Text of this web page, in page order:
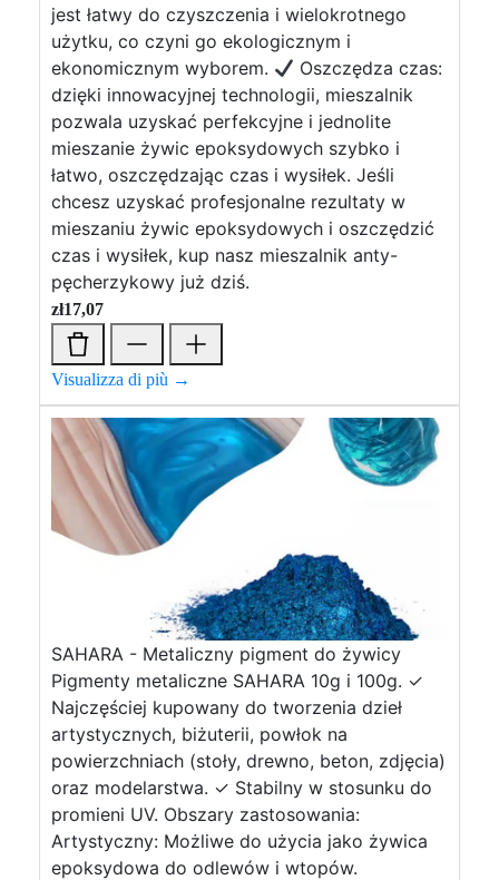
jest łatwy do czyszczenia i wielokrotnego
użytku, co czyni go ekologicznym i
ekonomicznym wyborem.
Oszczędza czas:
dzięki innowacyjnej technologii, mieszalnik
pozwala uzyskać perfekcyjne i jednolite
mieszanie żywic epoksydowych szybko i
łatwo, oszczędzając czas i wysiłek. Jeśli
chcesz uzyskać profesjonalne rezultaty w
mieszaniu żywic epoksydowych i oszczędzić
czas i wysiłek, kup nasz mieszalnik anty-
pęcherzykowy już dziś.
zł17,07
Visualizza di più →
SAHARA - Metaliczny pigment do żywicy
Pigmenty metaliczne SAHARA 10g i 100g. ✓
Najczęściej kupowany do tworzenia dzieł
artystycznych, biżuterii, powłok na
powierzchniach (stoły, drewno, beton, zdjęcia)
oraz modelarstwa. ✓ Stabilny w stosunku do
promieni UV. Obszary zastosowania:
Artystyczny: Możliwe do użycia jako żywica
epoksydowa do odlewów i wtopów.